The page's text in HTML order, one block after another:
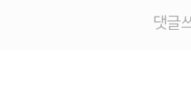
댓글